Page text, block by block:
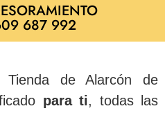
687 992
de Alarcón de
para ti, todas las